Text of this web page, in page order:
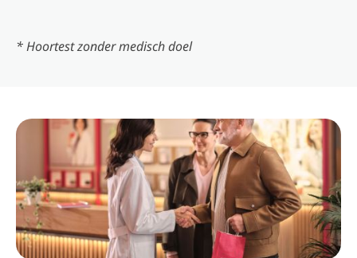
* Hoortest zonder medisch doel